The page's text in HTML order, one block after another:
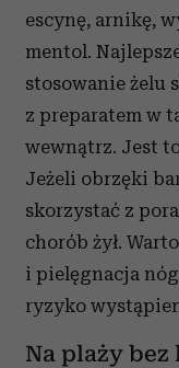
escynę, arnikę,
mentol.
stosowanie żelu
z preparatem w
wewnątrz. Jest
Jeżeli obrzęki
skorzystać z
chorób żył.
i pielęgnacja
ryzyko
Na plaży